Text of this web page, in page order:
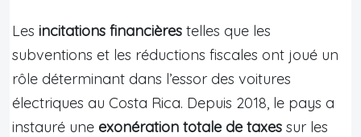
Les incitations financières telles que les
subventions et les réductions fiscales ont joué un
rôle déterminant dans l’essor des voitures
électriques au Costa Rica. Depuis 2018, le pays a
instauré une exonération totale de taxes sur les